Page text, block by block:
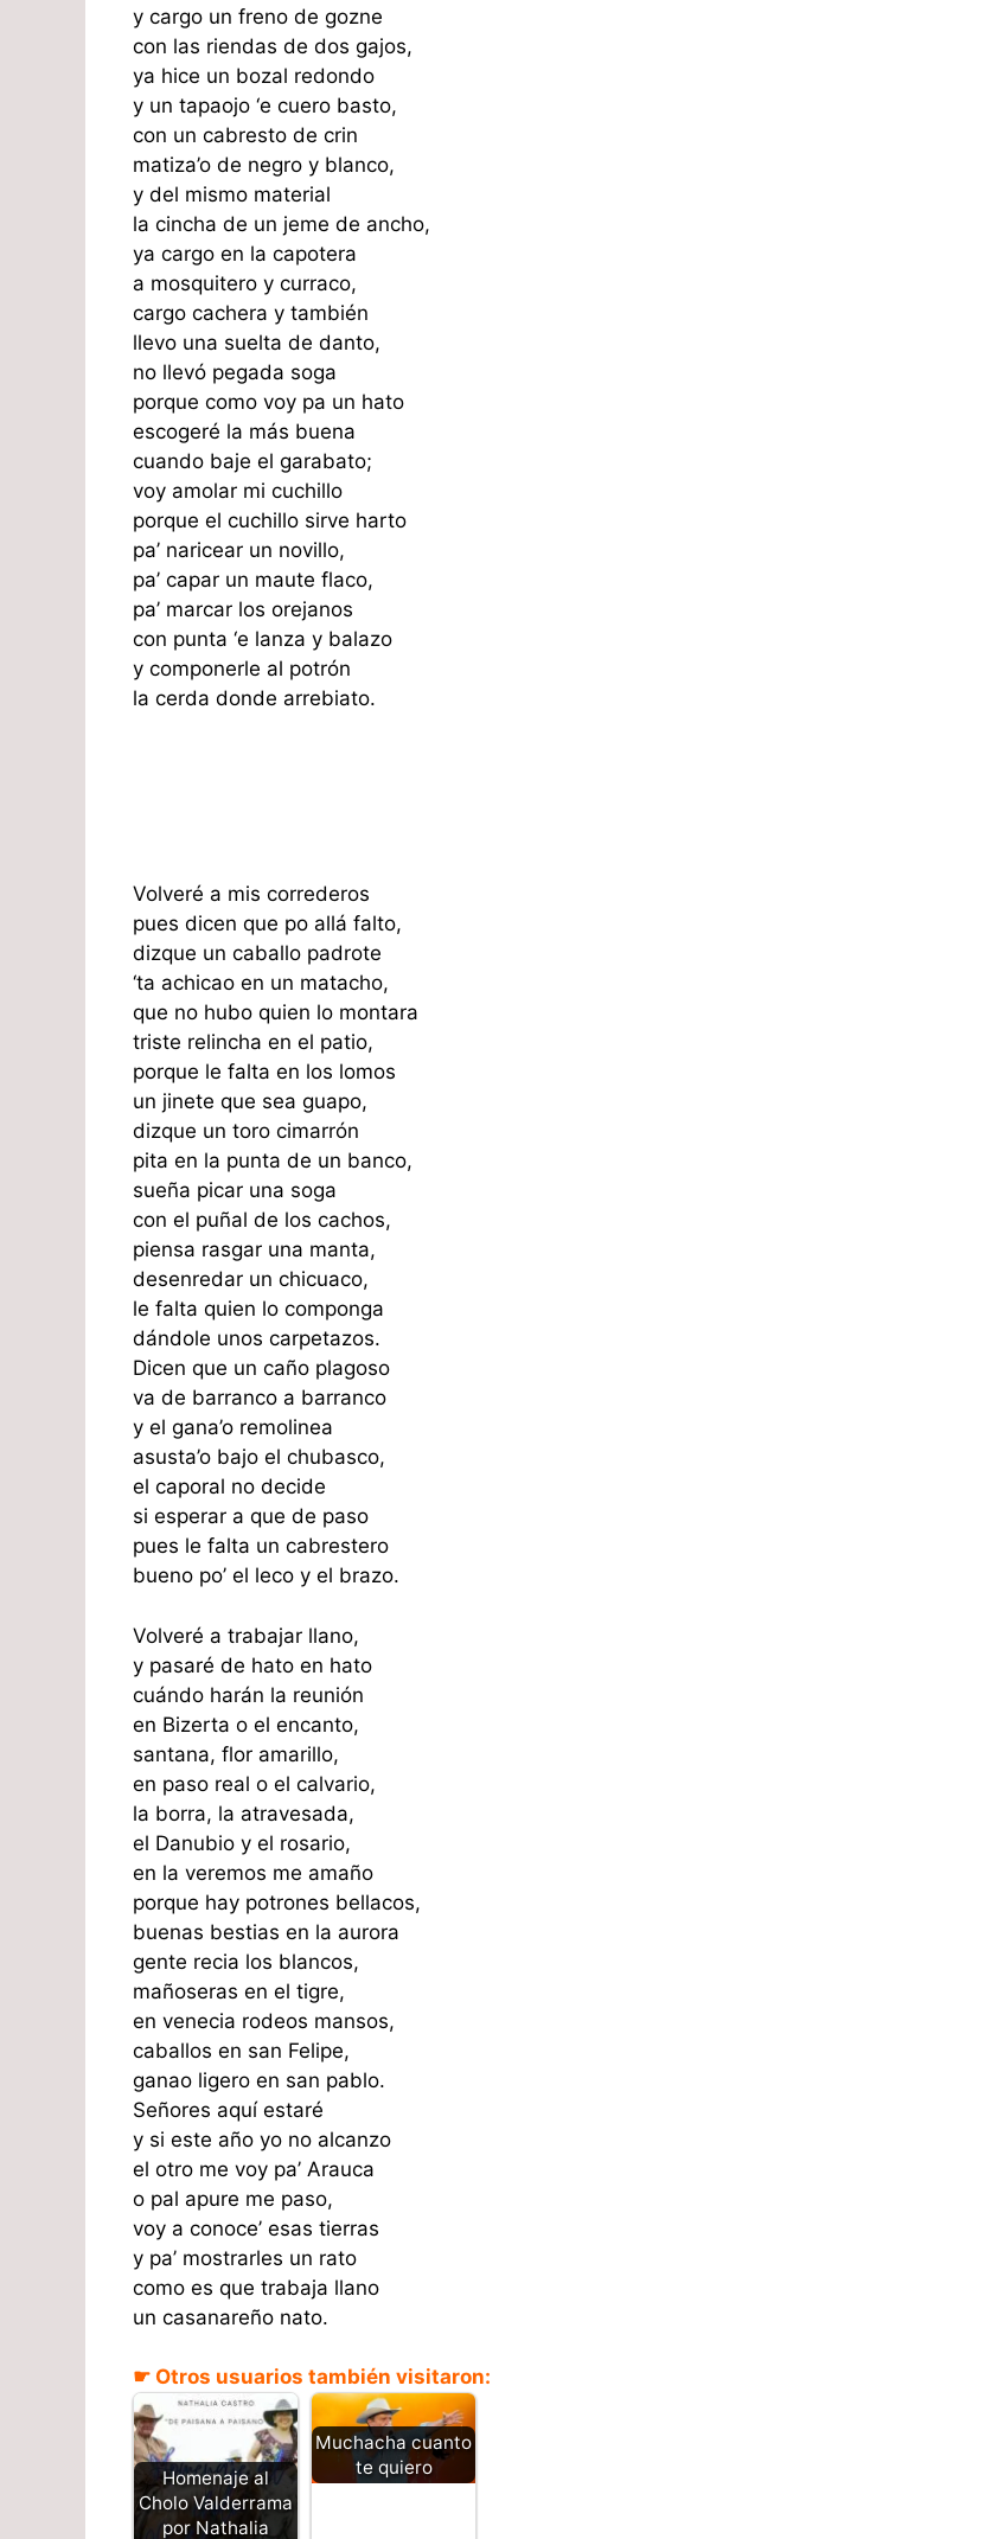
y cargo un freno de gozne
con las riendas de dos gajos,
ya hice un bozal redondo
y un tapaojo ‘e cuero basto,
con un cabresto de crin
matiza’o de negro y blanco,
y del mismo material
la cincha de un jeme de ancho,
ya cargo en la capotera
a mosquitero y curraco,
cargo cachera y también
llevo una suelta de danto,
no llevó pegada soga
porque como voy pa un hato
escogeré la más buena
cuando baje el garabato;
voy amolar mi cuchillo
porque el cuchillo sirve harto
pa’ naricear un novillo,
pa’ capar un maute flaco,
pa’ marcar los orejanos
con punta ‘e lanza y balazo
y componerle al potrón
la cerda donde arrebiato.
Volveré a mis correderos
pues dicen que po allá falto,
dizque un caballo padrote
‘ta achicao en un matacho,
que no hubo quien lo montara
triste relincha en el patio,
porque le falta en los lomos
un jinete que sea guapo,
dizque un toro cimarrón
pita en la punta de un banco,
sueña picar una soga
con el puñal de los cachos,
piensa rasgar una manta,
desenredar un chicuaco,
le falta quien lo componga
dándole unos carpetazos.
Dicen que un caño plagoso
va de barranco a barranco
y el gana’o remolinea
asusta’o bajo el chubasco,
el caporal no decide
si esperar a que de paso
pues le falta un cabrestero
bueno po’ el leco y el brazo.
Volveré a trabajar llano,
y pasaré de hato en hato
cuándo harán la reunión
en Bizerta o el encanto,
santana, flor amarillo,
en paso real o el calvario,
la borra, la atravesada,
el Danubio y el rosario,
en la veremos me amaño
porque hay potrones bellacos,
buenas bestias en la aurora
gente recia los blancos,
mañoseras en el tigre,
en venecia rodeos mansos,
caballos en san Felipe,
ganao ligero en san pablo.
Señores aquí estaré
y si este año yo no alcanzo
el otro me voy pa’ Arauca
o pal apure me paso,
voy a conoce’ esas tierras
y pa’ mostrarles un rato
como es que trabaja llano
un casanareño nato.
☛ Otros usuarios también visitaron:
Homenaje al
Cholo Valderrama
por Nathalia
Muchacha cuanto
te quiero